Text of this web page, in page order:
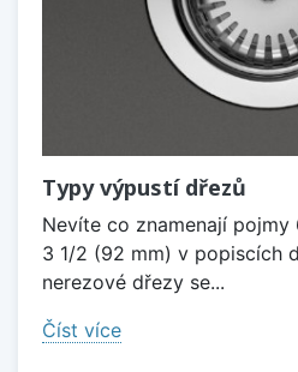
Typy výpustí dřezů
Nevíte co znamenají pojmy
3 1/2 (92 mm) v popiscích
nerezové dřezy se...
Číst více